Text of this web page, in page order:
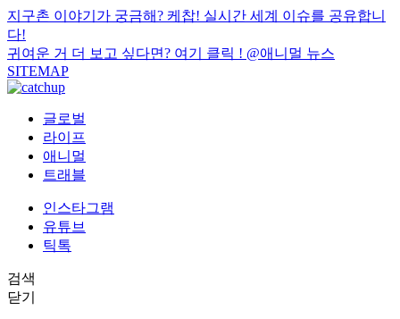
지구촌 이야기가 궁금해? 케찹! 실시간 세계 이슈를 공유합니
다!
귀여운 거 더 보고 싶다면? 여기 클릭 ! @애니멀 뉴스
SITEMAP
글로벌
라이프
애니멀
트래블
인스타그램
유튜브
틱톡
검색
닫기